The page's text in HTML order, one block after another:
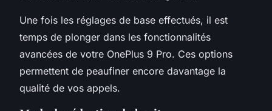
Une fois les réglages de base effectués, il est
temps de plonger dans les fonctionnalités
avancées de votre OnePlus 9 Pro. Ces options
permettent de peaufiner encore davantage la
qualité de vos appels.